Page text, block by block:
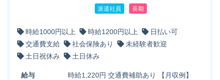
派遣社員 長期
時給1000円以上 時給1200円以上
日払い可
交通費支給
社会保険あり
未経験者歓迎
土日祝休み
土日休み
給与
時給1,220円 交通費補助あり 【月収例】